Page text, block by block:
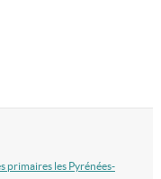
primaires les Pyrénées-